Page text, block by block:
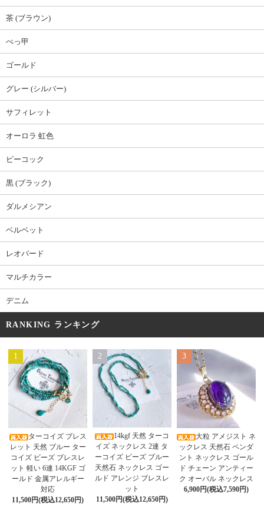
茶 (ブラウン)
べっ甲
ゴールド
グレー (シルバー)
サフィレット
オーロラ 虹色
ピーコック
黒 (ブラック)
ダルメシアン
ベルベット
レオパード
マルチカラー
デニム
RANKING ランキング
1
ターコイズ ブレス
レット 天然 ブルー ター
コイズ ビーズ ブレスレ
ット 軽い 6連 14KGF ゴ
ールド 金属アレルギー
対応
11,500円(税込12,650円)
2
14kgf 天然 ターコ
イズ ネックレス 2連 タ
ーコイズ ビーズ ブルー
天然石 ネックレス ゴー
ルド アレンジ ブレスレ
ット
11,500円(税込12,650円)
3
大粒 アメジスト ネ
ックレス 天然石 ペンダ
ント ネックレス ゴール
ド チェーン アンティー
ク オーバル ネックレス
6,900円(税込7,590円)